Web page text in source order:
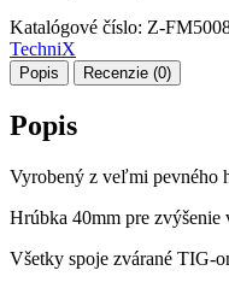
Katalógové číslo: Z-
TechniX
Popis Recenzie (0)
Popis
Vyrobený z veľmi pevného
Hrúbka 40mm pre zvýšenie
Všetky spoje zvárané TIG-